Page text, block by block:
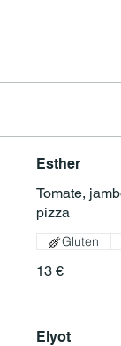
Esther
Tomate,
pizza
13 €
Gluten
Elyot